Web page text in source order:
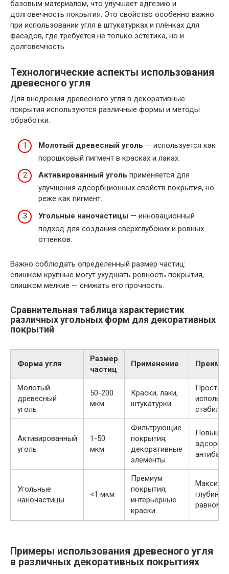
базовым материалом, что улучшает адгезию и
долговечность покрытия. Это свойство особенно важно
при использовании угля в штукатурках и плёнках для
фасадов, где требуется не только эстетика, но и
долговечность.
Технологические аспекты использования
древесного угля
Для внедрения древесного угля в декоративные
покрытия используются различные формы и методы
обработки:
Молотый древесный уголь — используется как
порошковый пигмент в красках и лаках.
Активированный уголь применяется для
улучшения адсорбционных свойств покрытия, но
реже как пигмент.
Угольные наночастицы — инновационный
подход для создания сверхглубоких и ровных
оттенков.
Важно соблюдать определенный размер частиц:
слишком крупные могут ухудшать ровность покрытия,
слишком мелкие — снижать его прочность.
Сравнительная таблица характеристик
различных угольных форм для декоративных
покрытий
Форма угля
Размер
частиц
Применение
Молотый
древесный
уголь
50-200
мкм
Краски, лаки,
штукатурки
Простота
Активированный
уголь
1-50
мкм
Фильтрующие
покрытия,
декоративные
элементы
Угольные
наночастицы
<1 мкм
Премиум
покрытия,
интерьерные
краски
глубина
Примеры использования древесного угля
в различных декоративных покрытиях